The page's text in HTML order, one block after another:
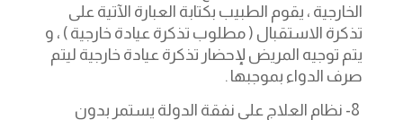
الخارجية ، يقوم الطبيب بكتابة العبارة الآتية على
تذكرة الاستقبال ( مطلوب تذكرة عيادة خارجية ) ، و
يتم توجيه المريض لإحضار تذكرة عيادة خارجية ليتم
صرف الدواء بموجبها .
8- نظام العلاج على نفقة الدولة يستمر بدون